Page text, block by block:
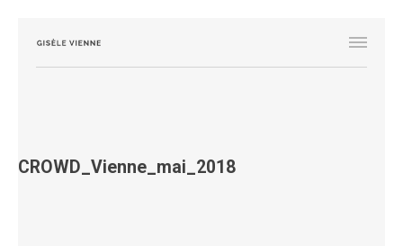
CROWD_Vienne_mai_2018